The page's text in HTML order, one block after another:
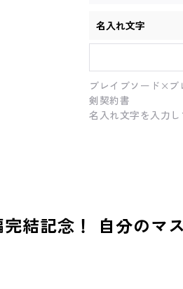
名入れ文字
ブレイブソード×ブ
剣契約書
名入れ文字を入力し
結記念！ 自分のマ